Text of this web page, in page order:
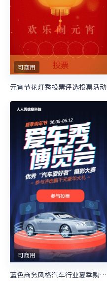
可商用
元宵节花灯秀投票评选投票活动
可商用
蓝色商务风格汽车行业夏季购物节照片投票活动